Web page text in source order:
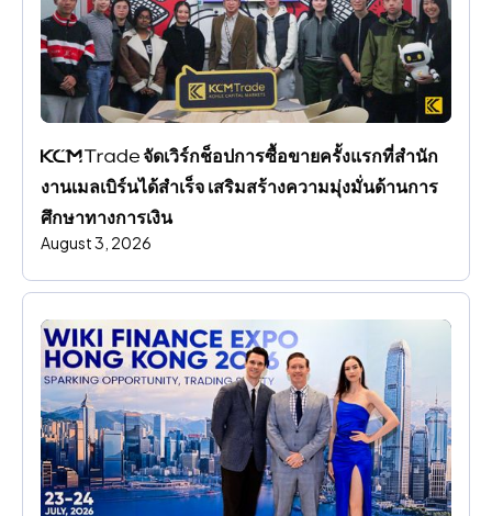
จัดเวิร์กช็อปการซื้อขายครั้งแรกที่สํานัก
งานเมลเบิร์นได้สําเร็จ เสริมสร้างความมุ่งมั่นด้านการ
ศึกษาทางการเงิน
August 3, 2026